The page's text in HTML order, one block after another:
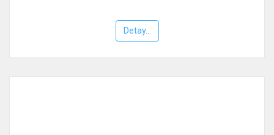
Detay...